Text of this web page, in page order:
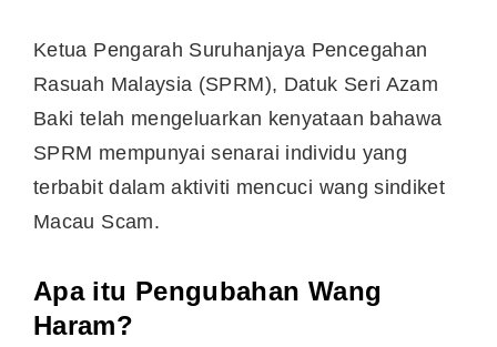
Ketua Pengarah Suruhanjaya Pencegahan
Rasuah Malaysia (SPRM), Datuk Seri Azam
Baki telah mengeluarkan kenyataan bahawa
SPRM mempunyai senarai individu yang
terbabit dalam aktiviti mencuci wang sindiket
Macau Scam.
Apa itu Pengubahan Wang
Haram?